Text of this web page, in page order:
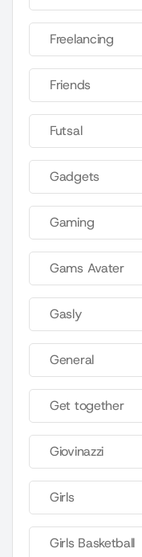
Freelancing
Friends
Futsal
Gadgets
Gaming
Gams Avater
Gasly
General
Get together
Giovinazzi
Girls
Girls Basketball